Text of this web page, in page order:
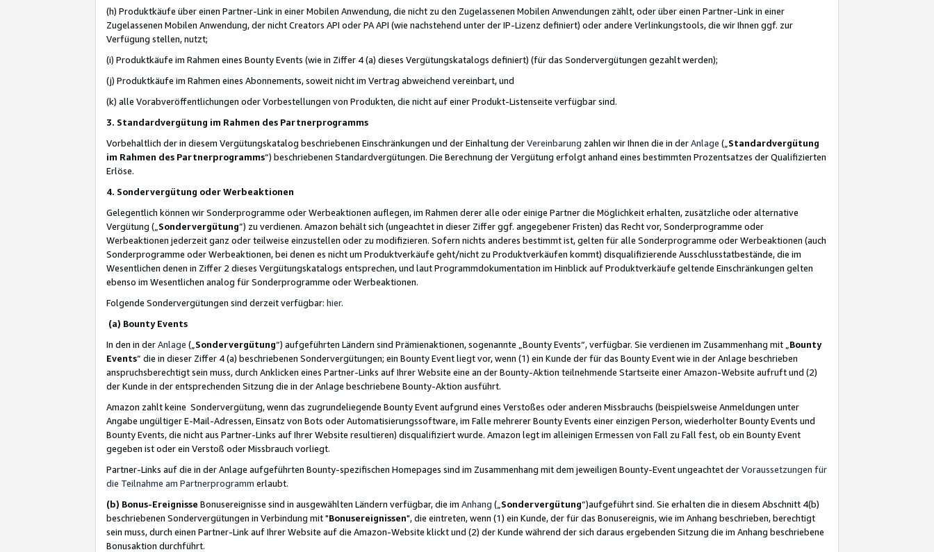
(h) Produktkäufe über einen Partner-Link in einer Mobilen Anwendung, die nicht zu den Zugelassenen Mobilen Anwendungen zählt, oder über einen Partner-Link in einer
Zugelassenen Mobilen Anwendung, der nicht Creators API oder PA API (wie nachstehend unter der IP-Lizenz definiert) oder andere Verlinkungstools, die wir Ihnen ggf. zur
Verfügung stellen, nutzt;
(i) Produktkäufe im Rahmen eines Bounty Events (wie in Ziffer 4 (a) dieses Vergütungskatalogs definiert) (für das Sondervergütungen gezahlt werden);
(j) Produktkäufe im Rahmen eines Abonnements, soweit nicht im Vertrag abweichend vereinbart, und
(k) alle Vorabveröffentlichungen oder Vorbestellungen von Produkten, die nicht auf einer Produkt-Listenseite verfügbar sind.
3. Standardvergütung im Rahmen des Partnerprogramms
Vorbehaltlich der in diesem Vergütungskatalog beschriebenen Einschränkungen und der Einhaltung derVereinbarung zahlen wir Ihnen die in derAnlage („ Standardvergütung
im Rahmen des Partnerprogramms“) beschriebenen Standardvergütungen. Die Berechnung der Vergütung erfolgt anhand eines bestimmten Prozentsatzes der Qualifizierten
Erlöse.
4. Sondervergütung oder Werbeaktionen
Gelegentlich können wir Sonderprogramme oder Werbeaktionen auflegen, im Rahmen derer alle oder einige Partner die Möglichkeit erhalten, zusätzliche oder alternative
Vergütung („ Sondervergütung”) zu verdienen. Amazon behält sich (ungeachtet in dieser Ziffer ggf. angegebener Fristen) das Recht vor, Sonderprogramme oder
Werbeaktionen jederzeit ganz oder teilweise einzustellen oder zu modifizieren. Sofern nichts anderes bestimmt ist, gelten für alle Sonderprogramme oder Werbeaktionen (auch
Sonderprogramme oder Werbeaktionen, bei denen es nicht um Produktverkäufe geht/nicht zu Produktverkäufen kommt) disqualifizierende Ausschlusstatbestände, die im
Wesentlichen denen in Ziffer 2 dieses Vergütungskatalogs entsprechen, und laut Programmdokumentation im Hinblick auf Produktverkäufe geltende Einschränkungen gelten
ebenso im Wesentlichen analog für Sonderprogramme oder Werbeaktionen.
Folgende Sondervergütungen sind derzeit verfügbar: hier.
(a) Bounty Events
In den in derAnlage („ Sondervergütung“) aufgeführten Ländern sind Prämienaktionen, sogenannte „Bounty Events“, verfügbar. Sie verdienen im Zusammenhang mit „ Bounty
Events“ die in dieser Ziffer 4 (a) beschriebenen Sondervergütungen; ein Bounty Event liegt vor, wenn (1) ein Kunde der für das Bounty Event wie in der Anlage beschrieben
anspruchsberechtigt sein muss, durch Anklicken eines Partner-Links auf Ihrer Website eine an der Bounty-Aktion teilnehmende Startseite einer Amazon-Website aufruft und (2)
der Kunde in der entsprechenden Sitzung die in der Anlage beschriebene Bounty-Aktion ausführt.
Amazon zahlt keine Sondervergütung, wenn das zugrundeliegende Bounty Event aufgrund eines Verstoßes oder anderen Missbrauchs (beispielsweise Anmeldungen unter
Angabe ungültiger E-Mail-Adressen, Einsatz von Bots oder Automatisierungssoftware, im Falle mehrerer Bounty Events einer einzigen Person, wiederholter Bounty Events und
Bounty Events, die nicht aus Partner-Links auf Ihrer Website resultieren) disqualifiziert wurde. Amazon legt im alleinigen Ermessen von Fall zu Fall fest, ob ein Bounty Event
gegeben ist oder ein Verstoß oder Missbrauch vorliegt.
Partner-Links auf die in der Anlage aufgeführten Bounty-spezifischen Homepages sind im Zusammenhang mit dem jeweiligen Bounty-Event ungeachtet derVoraussetzungen für
die Teilnahme am Partnerprogramm erlaubt.
(b) Bonus-Ereignisse Bonusereignisse sind in ausgewählten Ländern verfügbar, die im Anhang („ Sondervergütung“)aufgeführt sind. Sie erhalten die in diesem Abschnitt 4(b)
beschriebenen Sondervergütungen in Verbindung mit "Bonusereignissen", die eintreten, wenn (1) ein Kunde, der für das Bonusereignis, wie im Anhang beschrieben, berechtigt
sein muss, durch einen Partner-Link auf Ihrer Website auf die Amazon-Website klickt und (2) der Kunde während der sich daraus ergebenden Sitzung die im Anhang beschriebene
Bonusaktion durchführt.